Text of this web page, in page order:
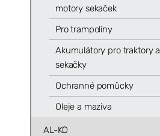
motory sekaček
Pro trampolíny
Akumulátory pro traktory a
sekačky
Ochranné pomůcky
Oleje a maziva
AL-KO